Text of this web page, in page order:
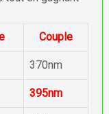
Couple
370nm
395nm